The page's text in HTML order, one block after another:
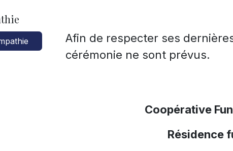
Afin de respecter ses
cérémonie ne sont prévus.
Coopérative
Résidence